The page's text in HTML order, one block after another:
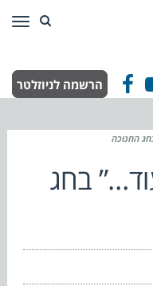
Facebookהרשמה לניוזלטר
החנוכה
בחג